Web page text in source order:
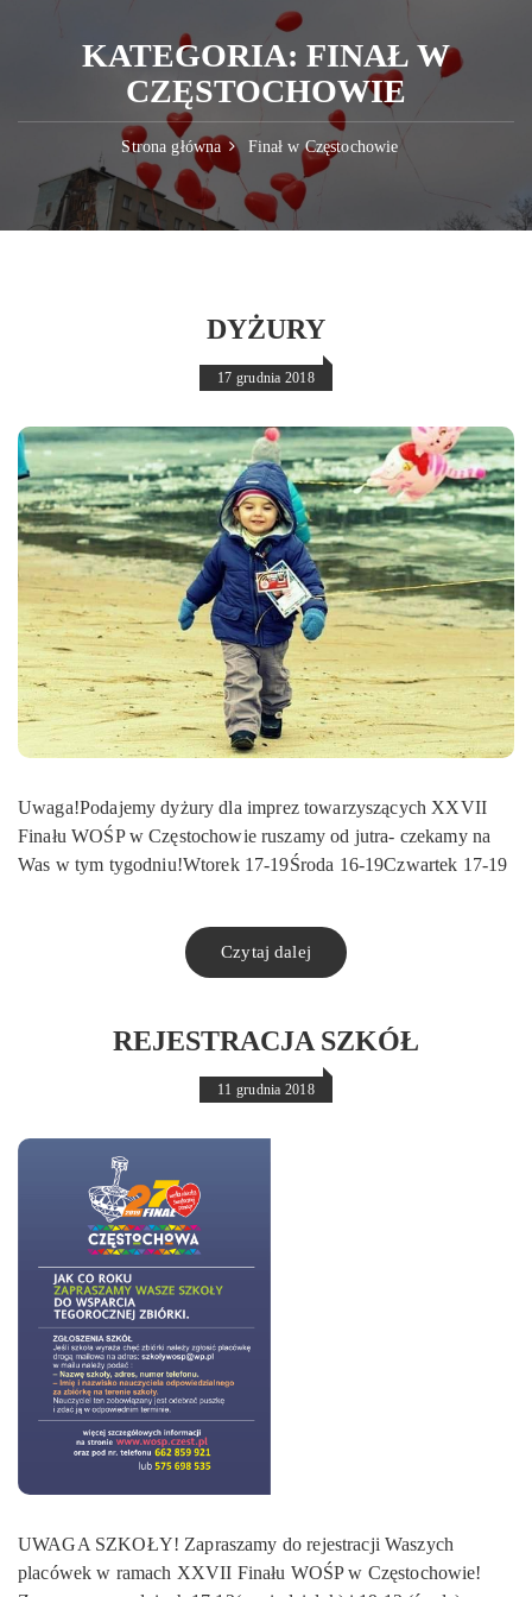
KATEGORIA: FINAŁ W
CZĘSTOCHOWIE
Strona główna Finał w Częstochowie
DYŻURY
17 grudnia 2018
Uwaga!Podajemy dyżury dla imprez towarzyszących XXVII
Finału WOŚP w Częstochowie ruszamy od jutra- czekamy na
Was w tym tygodniu!Wtorek 17-19Środa 16-19Czwartek 17-19
Czytaj dalej
REJESTRACJA SZKÓŁ
11 grudnia 2018
UWAGA SZKOŁY! Zapraszamy do rejestracji Waszych
placówek w ramach XXVII Finału WOŚP w Częstochowie!